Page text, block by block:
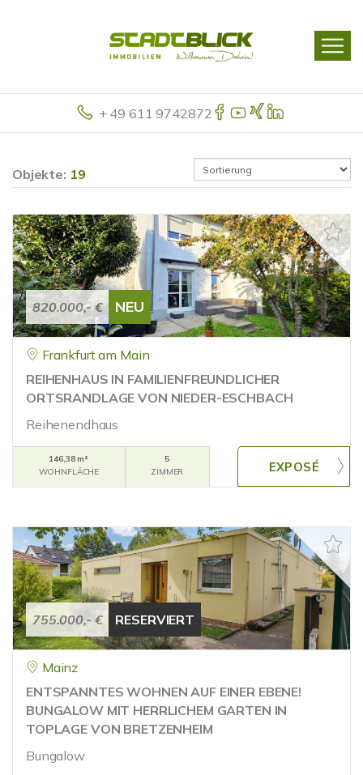
+ 49 611 9742872
Objekte: 19
820.000,- € NEU
Frankfurt am Main
REIHENHAUS IN FAMILIENFREUNDLICHER
ORTSRANDLAGE VON NIEDER-ESCHBACH
Reihenendhaus
146,38 m²
WOHNFLÄCHE
5
ZIMMER
755.000,- € RESERVIERT
Mainz
ENTSPANNTES WOHNEN AUF EINER EBENE!
BUNGALOW MIT HERRLICHEM GARTEN IN
TOPLAGE VON BRETZENHEIM
Bungalow